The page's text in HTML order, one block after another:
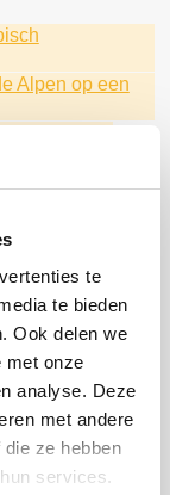
te
te bieden
Ook delen we
met onze
analyse. Deze
met andere
ze hebben
services.
Alpen op een
Reizen
deze week
rond
Barcelona
Seas